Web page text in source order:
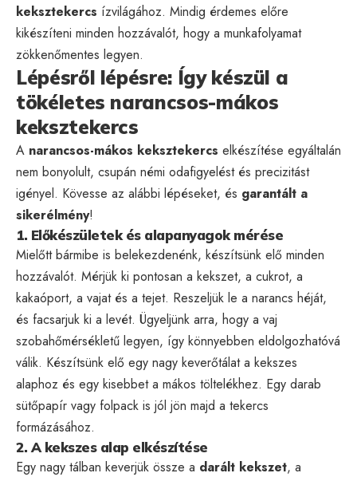
keksztekercs ízvilágához. Mindig érdemes előre
kikészíteni minden hozzávalót, hogy a munkafolyamat
zökkenőmentes legyen.
Lépésről lépésre: Így készül a
tökéletes narancsos-mákos
keksztekercs
A narancsos-mákos keksztekercs elkészítése egyáltalán
nem bonyolult, csupán némi odafigyelést és precizitást
igényel. Kövesse az alábbi lépéseket, és garantált a
sikerélmény!
1. Előkészületek és alapanyagok mérése
Mielőtt bármibe is belekezdenénk, készítsünk elő minden
hozzávalót. Mérjük ki pontosan a kekszet, a cukrot, a
kakaóport, a vajat és a tejet. Reszeljük le a narancs héját,
és facsarjuk ki a levét. Ügyeljünk arra, hogy a vaj
szobahőmérsékletű legyen, így könnyebben eldolgozhatóvá
válik. Készítsünk elő egy nagy keverőtálat a kekszes
alaphoz és egy kisebbet a mákos töltelékhez. Egy darab
sütőpapír vagy folpack is jól jön majd a tekercs
formázásához.
2. A kekszes alap elkészítése
Egy nagy tálban keverjük össze a darált kekszet, a